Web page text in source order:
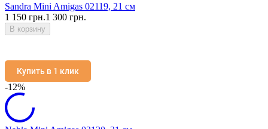
Sandra Mini Amigas 02119, 21 см
1 150 грн.1 300 грн.
В корзину
Купить в 1 клик
-12%